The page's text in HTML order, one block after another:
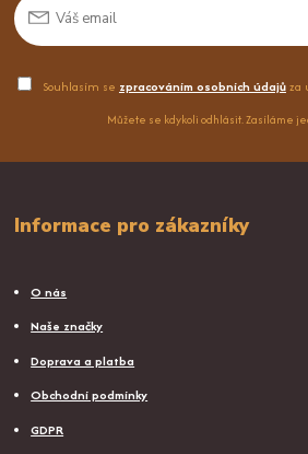
Souhlasím se zpracováním osobních údajůza
Můžete se kdykoli odhlásit. Zasíláme
Informace pro zákazníky
O nás
Naše značky
Doprava a platba
Obchodní podmínky
GDPR